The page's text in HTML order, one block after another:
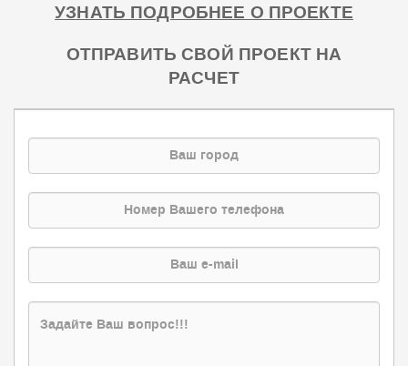
УЗНАТЬ ПОДРОБНЕЕ О ПРОЕКТЕ
ОТПРАВИТЬ СВОЙ ПРОЕКТ НА
РАСЧЕТ